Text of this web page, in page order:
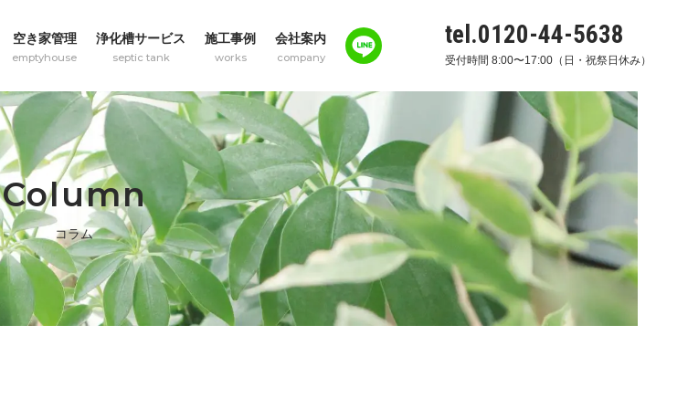
空き家管理
emptyhouse
浄化槽サービス
septic tank
施工事例
works
会社案内
company
tel.0120-44-5638
受付時間 8:00〜17:00（日・祝祭日休み）
Column
コラム